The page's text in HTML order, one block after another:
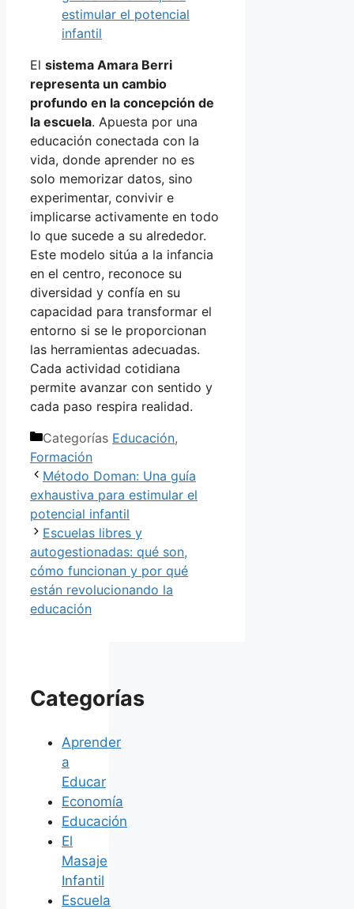
estimular el potencial
infantil
El sistema Amara Berri
representa un cambio
profundo en la concepción de
la escuela. Apuesta por una
educación conectada con la
vida, donde aprender no es
solo memorizar datos, sino
experimentar, convivir e
implicarse activamente en todo
lo que sucede a su alrededor.
Este modelo sitúa a la infancia
en el centro, reconoce su
diversidad y confía en su
capacidad para transformar el
entorno si se le proporcionan
las herramientas adecuadas.
Cada actividad cotidiana
permite avanzar con sentido y
cada paso respira realidad.
Categorías Educación,
Formación
Método Doman: Una guía
exhaustiva para estimular el
potencial infantil
Escuelas libres y
autogestionadas: qué son,
cómo funcionan y por qué
están revolucionando la
educación
Categorías
Aprender
a
Educar
Economía
Educación
El
Masaje
Infantil
Escuela